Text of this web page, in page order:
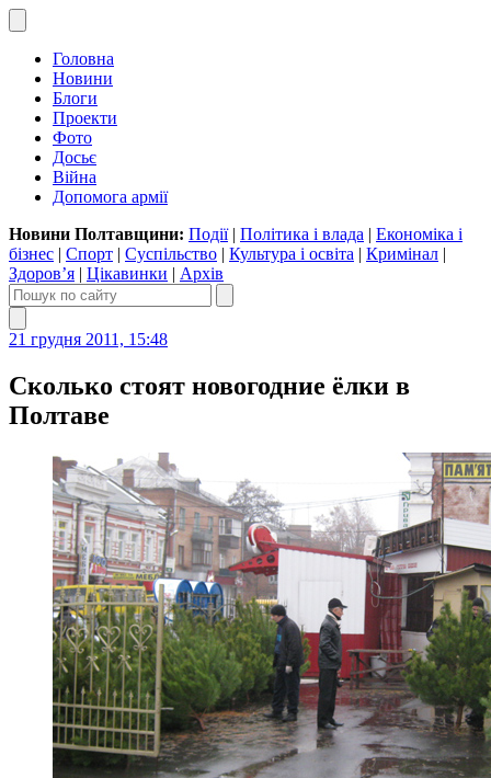
Головна
Новини
Блоги
Проекти
Фото
Досьє
Війна
Допомога армії
Новини Полтавщини: Події| Політика і влада | Економіка і
бізнес | Спорт | Суспільство | Культура і освіта | Кримінал |
Здоров’я | Цікавинки | Архів
21 грудня 2011, 15:48
Сколько стоят новогодние ёлки в
Полтаве